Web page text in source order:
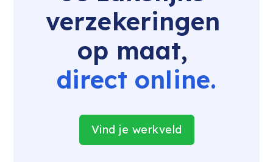
verzekeringen
op maat,
direct online.
Vind je werkveld